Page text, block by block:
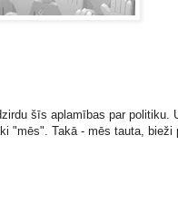
šīs aplamības par politiku.
"mēs". Takā - mēs tauta, bieži